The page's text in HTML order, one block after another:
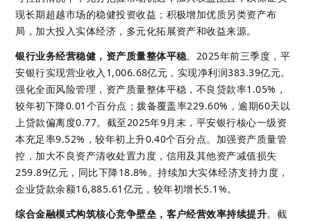
现长期超越市场的稳健投资收益；积极增加优质另类资产布
局，加大投入实体经济，多元化拓展资产和收益来源。
银行业务经营稳健，资产质量整体平稳。 2025年前三季度，平
安银行实现营业收入1,006.68亿元，实现净利润383.39亿元。
强化全面风险管理，资产质量整体平稳，不良贷款率1.05%，
较年初下降0.01个百分点；拨备覆盖率229.60%，逾期60天以
上贷款偏离度0.77。截至2025年9月末，平安银行核心一级资
本充足率9.52%，较年初上升0.40个百分点。加强资产质量管
控，加大不良资产清收处置力度，信用及其他资产减值损失
259.89亿元，同比下降18.8%。持续加大实体经济支持力度，
企业贷款余额16,885.61亿元，较年初增长5.1%。
综合金融模式构筑核心竞争壁垒，客户经营效率持续提升。截